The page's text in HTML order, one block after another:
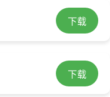
下载
下载